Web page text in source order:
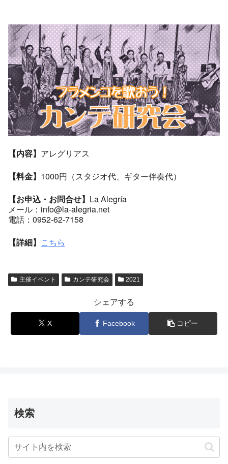
【内容】 アレグリアス
【料金】 1000円（スタジオ代、ギター伴奏代）
【お申込・お問合せ】 La Alegría
メール：info@la-alegria.net
電話：0952-62-7158
【詳細】 こちら
主催イベント カンテ研究会 2021
シェアする
X Facebook コピー
検索